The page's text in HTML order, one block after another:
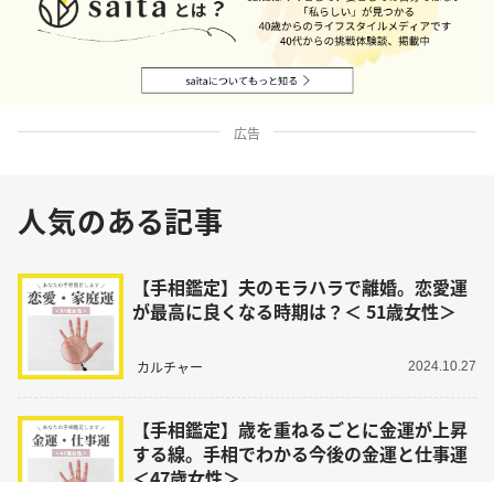
広告
人気のある記事
【手相鑑定】夫のモラハラで離婚。恋愛運
が最高に良くなる時期は？＜ 51歳女性＞
カルチャー 2024.10.27
【手相鑑定】歳を重ねるごとに金運が上昇
する線。手相でわかる今後の金運と仕事運